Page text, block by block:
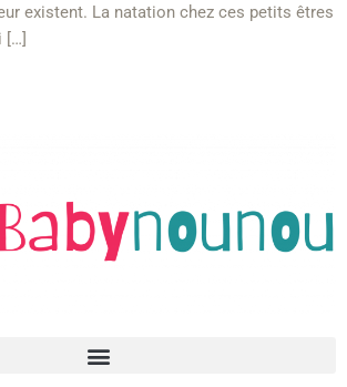
existent. La natation chez ces petits êtres
[…]